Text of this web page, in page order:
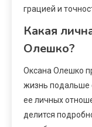
грацией и
Какая
Олешко?
Оксана Олешко
жизнь подальше
ее личных
делится